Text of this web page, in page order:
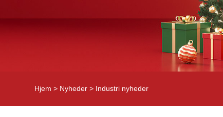
Hjem > Nyheder > Industri nyheder